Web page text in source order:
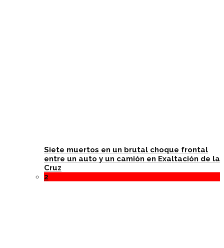
Siete muertos en un brutal choque frontal
entre un auto y un camión en Exaltación de la
Cruz
2